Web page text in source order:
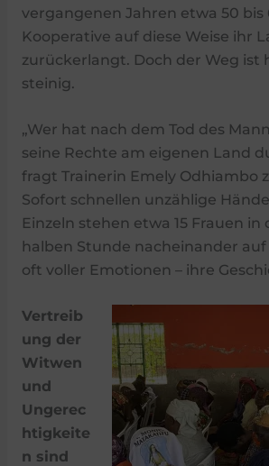
vergangenen Jahren etwa 50
Kooperative auf diese Weise ihr
zurückerlangt. Doch der Weg ist
steinig.
„Wer hat nach dem Tod des
seine Rechte am eigenen Land
fragt Trainerin Emely Odhiambo
Sofort schnellen unzählige
Einzeln stehen etwa 15 Frauen in
halben Stunde nacheinander
oft voller Emotionen – ihre
Vertreib
ung der
Witwen
und
Ungerec
htigkeite
n sind